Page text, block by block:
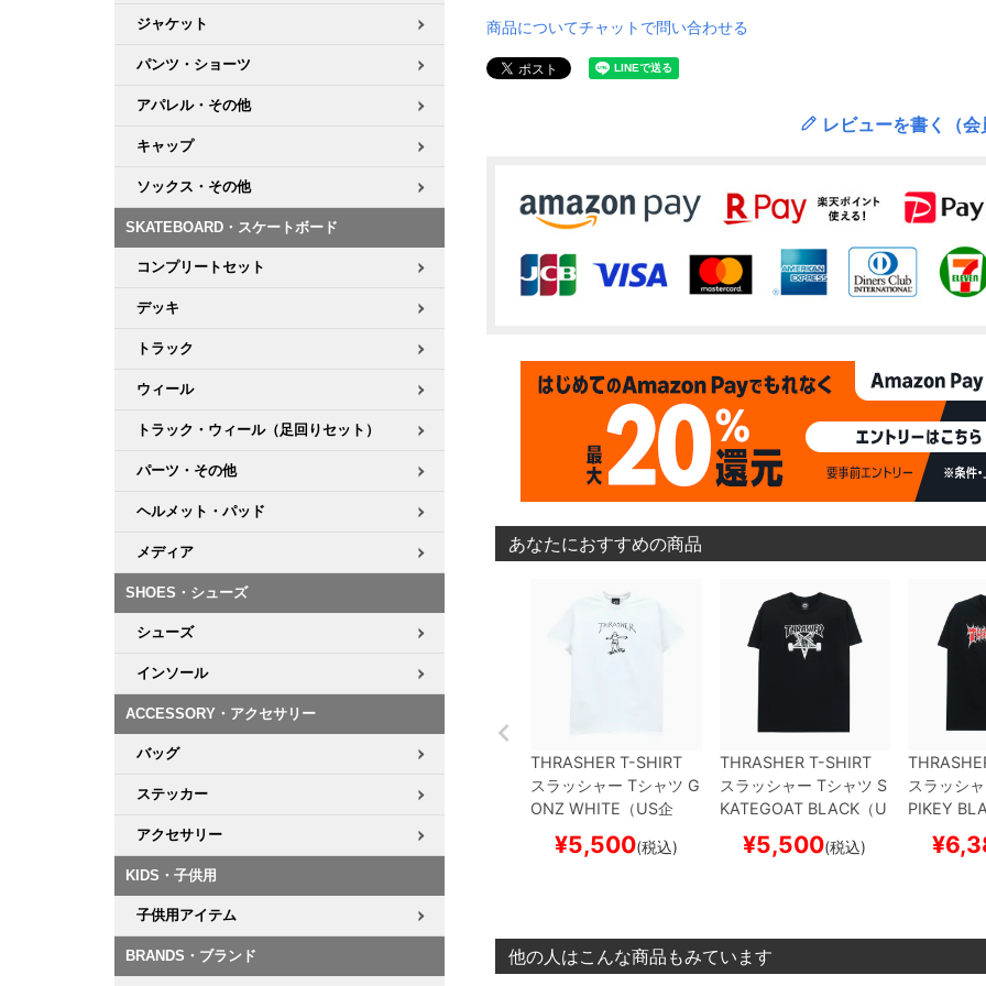
ジャケット
パンツ・ショーツ
アパレル・その他
キャップ
ソックス・その他
SKATEBOARD・スケートボード
コンプリートセット
デッキ
トラック
ウィール
トラック・ウィール（足回りセット）
パーツ・その他
ヘルメット・パッド
メディア
SHOES・シューズ
シューズ
インソール
ACCESSORY・アクセサリー
バッグ
ステッカー
アクセサリー
KIDS・子供用
子供用アイテム
BRANDS・ブランド
商品についてチャットで問い合わせる
レビューを書く（
あなたにおすすめの商品
THRASHER T-SHIRT
スラッシャー Tシャツ G
ONZ WHITE（US企
画） スケートボード ス
ケボー
¥5,500(税込)
THRASHER T-SHIRT
スラッシャー Tシャツ S
KATEGOATBLACK（U
S企画） スケートボード
スケボー
¥5,500(税込)
スラッシ
PIKEY
画） スケ
ケボー
¥
他の人はこんな商品もみています